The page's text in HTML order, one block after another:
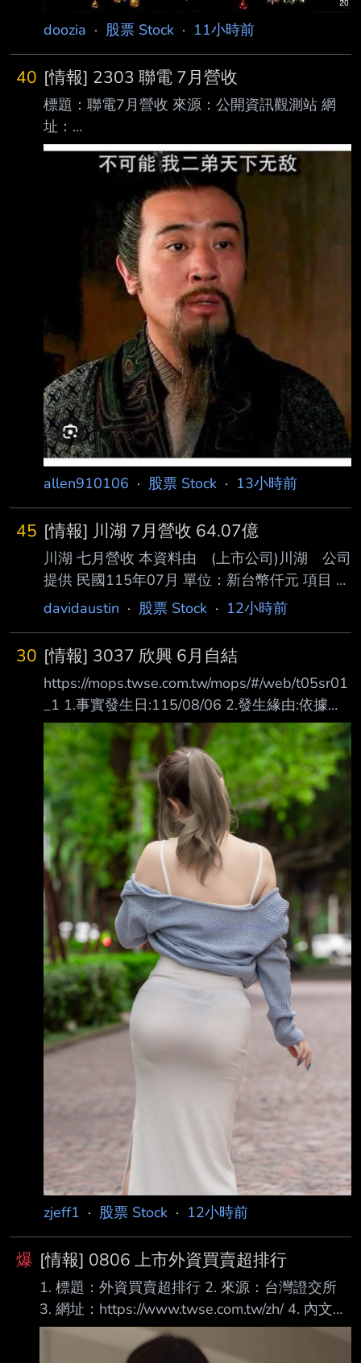
doozia · 股票 Stock · 11小時前
40 [情報] 2303 聯電 7月營收
標題：聯電7月營收 來源：公開資訊觀測站 網
址：
https://mopsov.twse.com.tw/mops/web/index 內
文： 本資料由 (上市公司) 聯電 公司提供 民國
115年07月 單位：新台幣仟元 項目 營業收入淨
額 本月： 23,844,045 去年同期： 20,040,049
增減金額： 3,803,996 增減百分比： 18.98 本
年累計： 153,614,609 去年累計：
136,656,663 增減金額： 16,957,946 增減百分
比： 12.41 備註/營收變化原因
allen910106 · 股票 Stock · 13小時前
45 [情報] 川湖 7月營收 64.07億
川湖 七月營收 本資料由 (上市公司)川湖 公司
提供 民國115年07月 單位：新台幣仟元 項目 營
業收入淨額 本月 6,407,256 去年同期
355.52 本年累計 22,687,022 去年累計
9,589,506 增減金額 13,097,516 增減百分比
136.58 備註 / 營收變化原因說明 新產品開始出
貨，導致年對年營收增幅較大。
https://mopsov.twse.com.tw/mops/web/t05st10
_ifrs
davidaustin · 股票 Stock · 12小時前
30 [情報] 3037 欣興 6月自結
https://mops.twse.com.tw/mops/#/web/t05sr01
_1 1.事實發生日:115/08/06 2.發生緣由:依據臺
灣證券交易所股份有限公司通知辦理 3.財務業務
資訊: 期間 (月) (季) (最近四季累計) ------ ------
----------------- ------------------------ 最近
1月 與去年 最近1季 與去年 114年第3季至 科目
(115年6月) 同期增減 (115年第2季) 同期增減
115年第2季 核閱數 (%) 核閱數
zjeff1 · 股票 Stock · 12小時前
爆 [情報] 0806 上市外資買賣超排行
1. 標題：外資買賣超排行 2. 來源：台灣證交所
3. 網址：https://www.twse.com.tw/zh/ 4. 內文：
買超 1 00632R 元大台灣50反1 46,046 2 6770
力積電 38,628 3 3481 群創 37,748 4 00403A